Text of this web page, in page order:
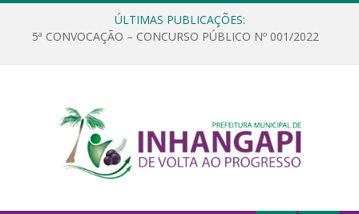
ÚLTIMAS PUBLICAÇÕES:
5ª CONVOCAÇÃO – CONCURSO PÚBLICO Nº 001/2022